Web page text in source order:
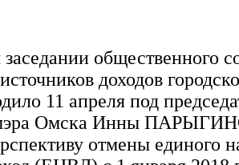
общественного
доходов
11 апреля под
мэра Омска Инны
отмены единого